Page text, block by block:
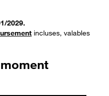
2029.
incluses, valables